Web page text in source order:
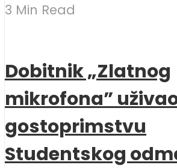
3 Min Read
Dobitnik „Zlatnog
mikrofona”
gostoprimstvu
Studentskog